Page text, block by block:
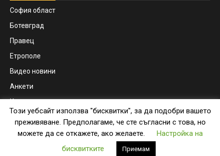
София област
Ботевград
Правец
Етрополе
Видео новини
Анкети
Контакти
Copyright © botevgrad.news | New Media Info Ltd
Newsphere by AF themes.
Този уебсайт използва "бисквитки", за да подобри вашето
преживяване. Предполагаме, че сте съгласни с това, но
можете да се откажете, ако желаете.
Настройка на
бисквитките
Приемам